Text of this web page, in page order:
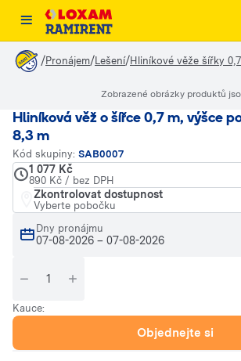
/Pronájem/Lešení/Hliníkové věže šířky
Hliníková věž o šířce 0,7 m, výšce
8,3 m
Kód skupiny: SAB0007
1 077 Kč
890 Kč / bez DPH
Zkontrolovat dostupnost
Vyberte pobočku
Dny pronájmu
07-08-2026 – 07-08-2026
Kauce:
Objednejte si
Zobrazené obrázky produktů